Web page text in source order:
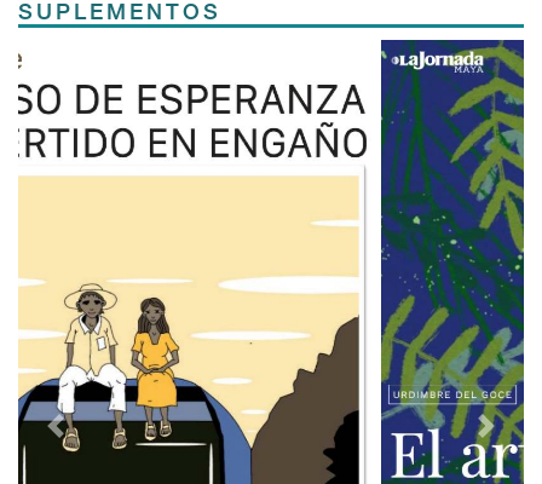
SUPLEMENTOS
Previous Next